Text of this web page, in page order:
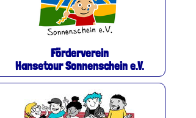
Förderverein
Hansetour Sonnenschein e.V.